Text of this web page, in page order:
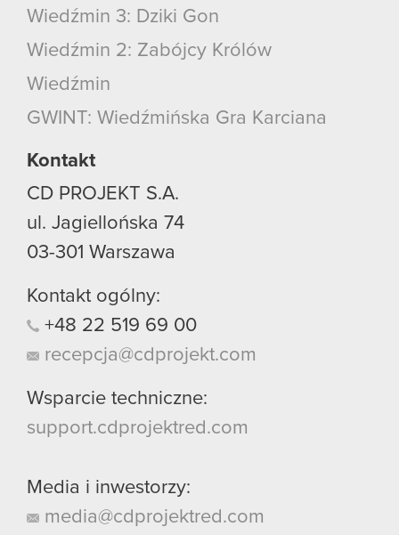
Wiedźmin 3: Dziki Gon
Wiedźmin 2: Zabójcy Królów
Wiedźmin
GWINT: Wiedźmińska Gra Karciana
Kontakt
CD PROJEKT S.A.
ul. Jagiellońska 74
03-301 Warszawa
Kontakt ogólny:
+48 22 519 69 00
recepcja@cdprojekt.com
Wsparcie techniczne:
support.cdprojektred.com
Media i inwestorzy:
media@cdprojektred.com